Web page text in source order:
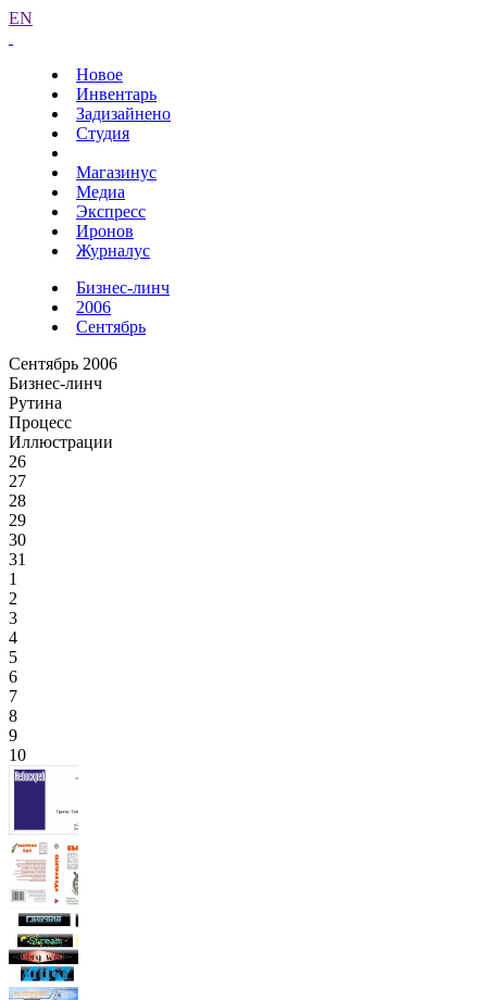
EN
Новое
Инвентарь
Задизайнено
Студия
Магазинус
Медиа
Экспресс
Иронов
Журналус
Бизнес-линч
2006
Сентябрь
Сентябрь 2006
Бизнес-линч
Рутина
Процесс
Иллюстрации
26
27
28
29
30
31
1
2
3
4
5
6
7
8
9
10